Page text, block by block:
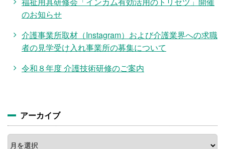
のお知らせ
介護事業所取材（Instagram）および介護業界への求職
者の見学受け入れ事業所の募集について
令和８年度 介護技術研修のご案内
アーカイブ
ア